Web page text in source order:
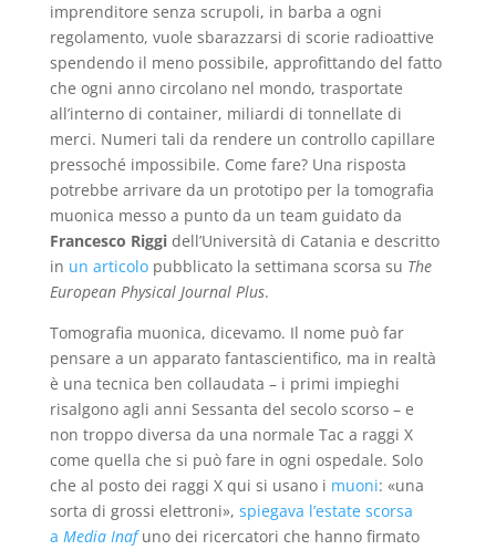
imprenditore senza scrupoli, in barba a ogni
regolamento, vuole sbarazzarsi di scorie radioattive
spendendo il meno possibile, approfittando del fatto
che ogni anno circolano nel mondo, trasportate
all’interno di container, miliardi di tonnellate di
merci. Numeri tali da rendere un controllo capillare
pressoché impossibile. Come fare? Una risposta
potrebbe arrivare da un prototipo per la tomografia
muonica messo a punto da un team guidato da
Francesco Riggidell’Università di Catania e descritto
in un articolopubblicato la settimana scorsa su The
European Physical Journal Plus.
Tomografia muonica, dicevamo. Il nome può far
pensare a un apparato fantascientifico, ma in realtà
è una tecnica ben collaudata – i primi impieghi
risalgono agli anni Sessanta del secolo scorso – e
non troppo diversa da una normale Tac a raggi X
come quella che si può fare in ogni ospedale. Solo
che al posto dei raggi X qui si usano i muoni: «una
sorta di grossi elettroni», spiegava l’estate scorsa
a Media Inafuno dei ricercatori che hanno firmato